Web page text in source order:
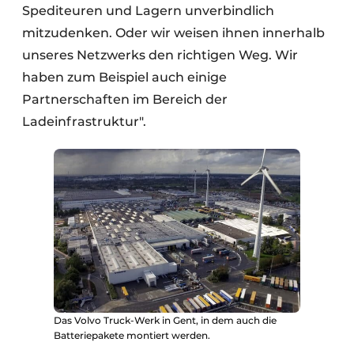
Spediteuren und Lagern unverbindlich
mitzudenken. Oder wir weisen ihnen innerhalb
unseres Netzwerks den richtigen Weg. Wir
haben zum Beispiel auch einige
Partnerschaften im Bereich der
Ladeinfrastruktur".
Das Volvo Truck-Werk in Gent, in dem auch die
Batteriepakete montiert werden.